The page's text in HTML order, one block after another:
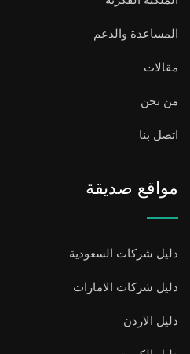
المساعدة والدعم
مقالات
من نحن
اتصل بنا
مواقع صديقة
دليل شركات السعودية
دليل شركات الامارات
دليل الاردن